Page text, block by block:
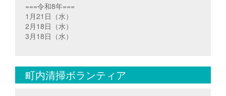
===令和8年===
1月21日（水）
2月18日（水）
3月18日（水）
町内清掃ボランティア